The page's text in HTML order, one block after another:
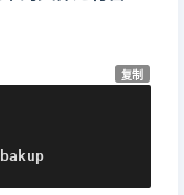
复制